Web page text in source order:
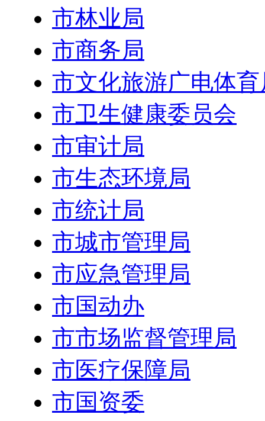
市林业局
市商务局
市文化旅游广电体育
市卫生健康委员会
市审计局
市生态环境局
市统计局
市城市管理局
市应急管理局
市国动办
市市场监督管理局
市医疗保障局
市国资委